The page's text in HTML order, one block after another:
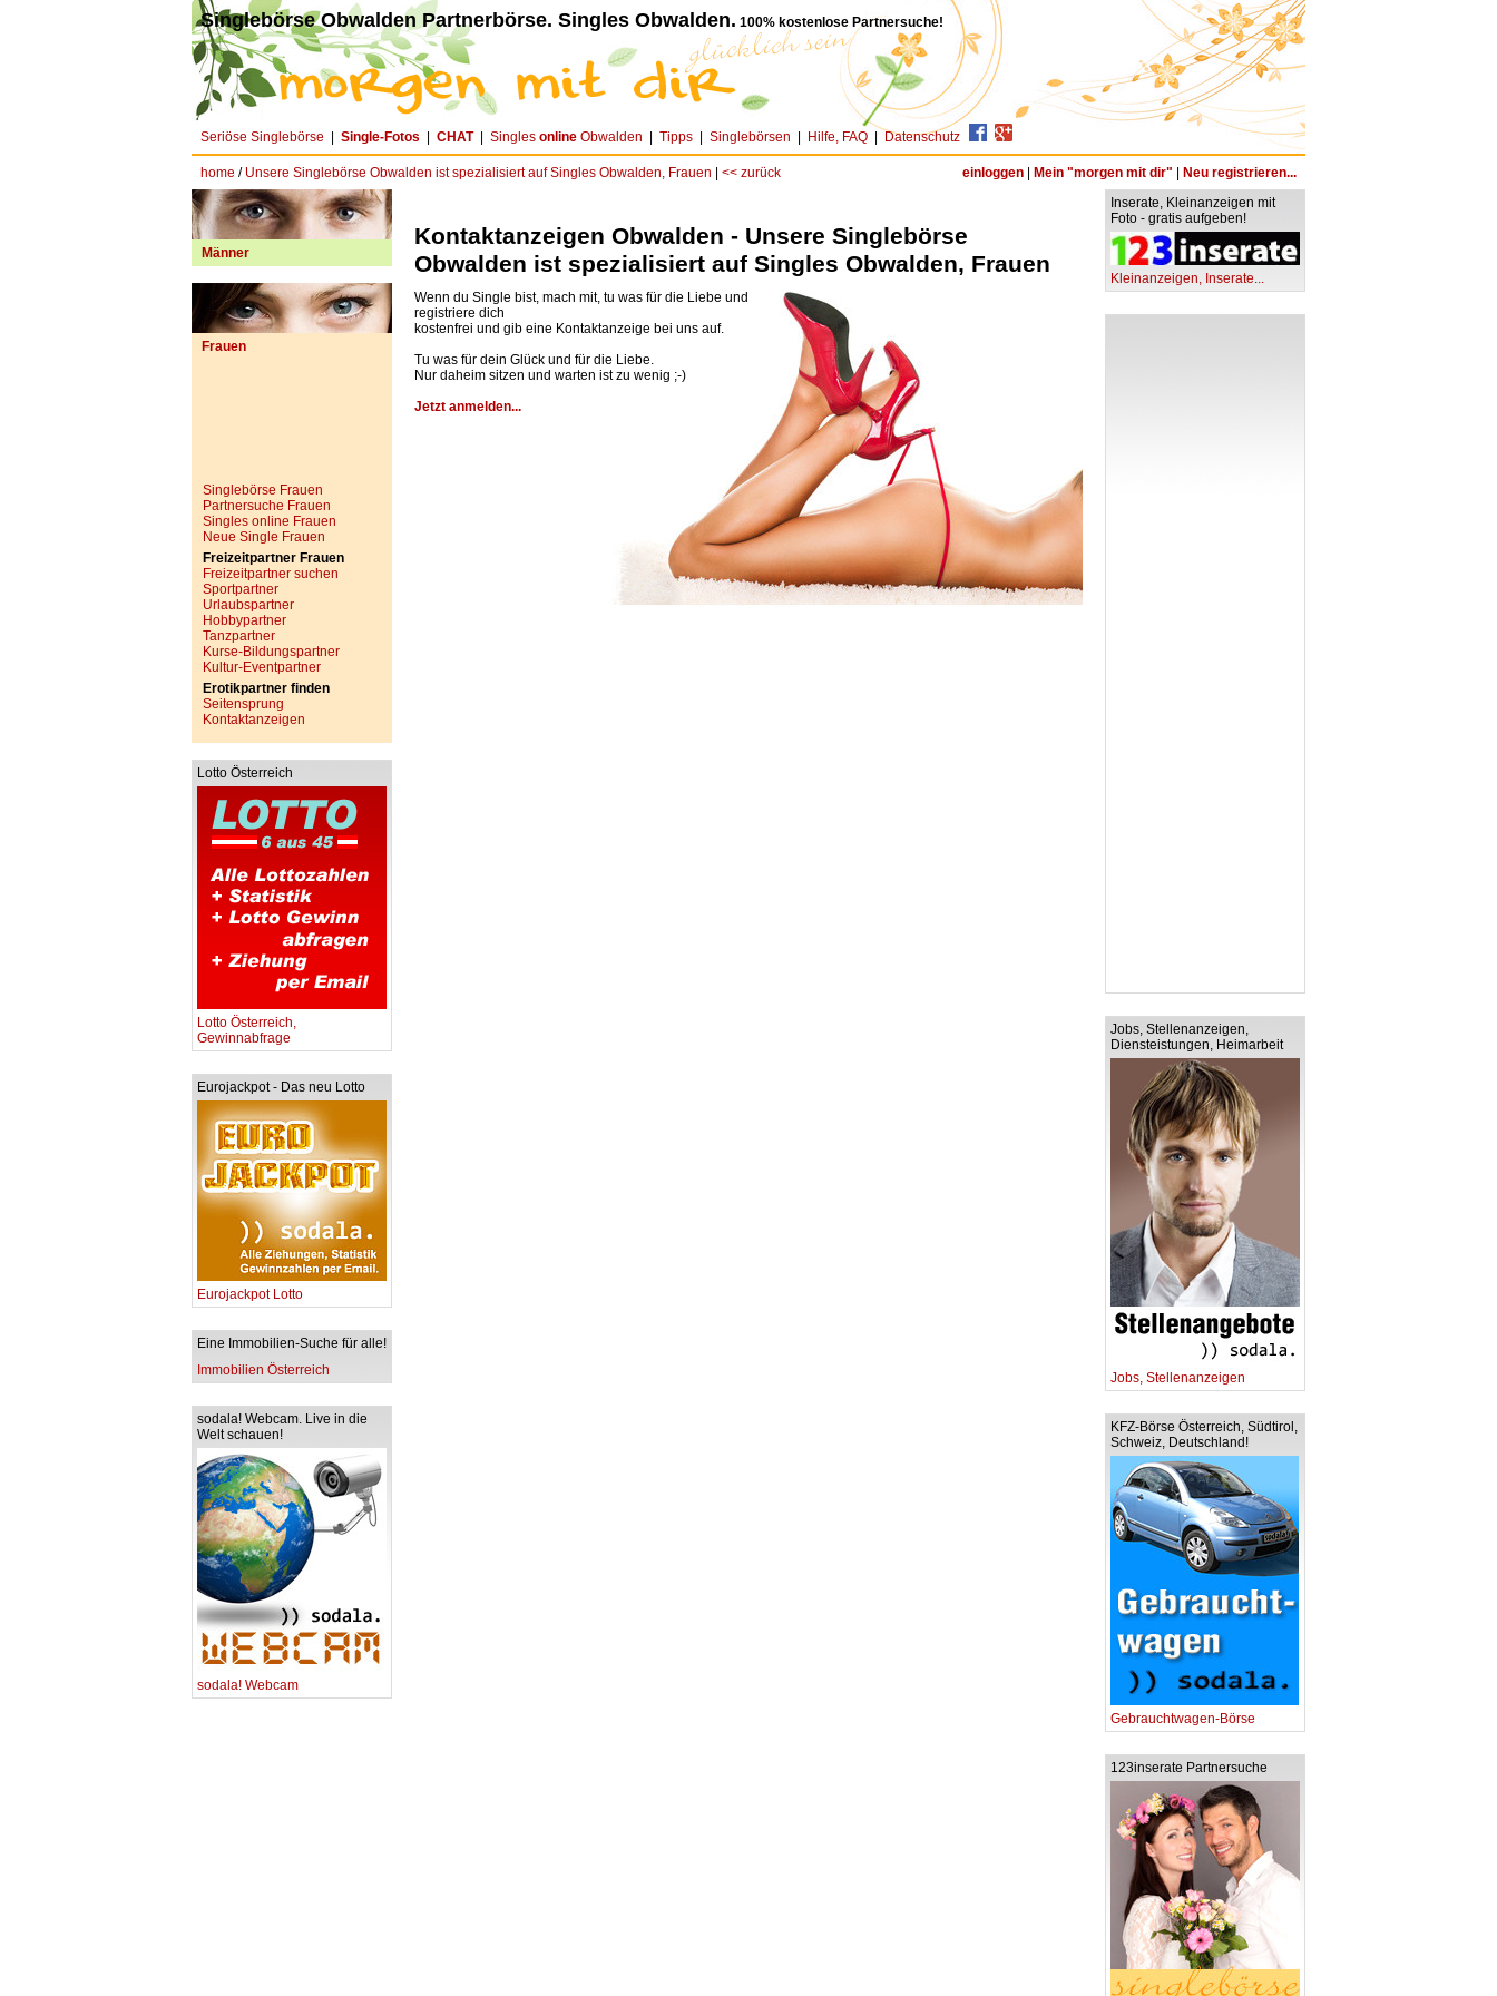
Singlebörse Obwalden Partnerbörse. Singles Obwalden. 100% kostenlose Partnersuche!
Seriöse Singlebörse Single-Fotos CHAT| Singles online Obwalden Tipps Singlebörsen Hilfe, FAQ Datenschutz
home / Unsere Singlebörse Obwalden ist spezialisiert auf Singles Obwalden, Frauen << zurück einloggen Mein "morgen mit dir" Neu registrieren...
Männer
Frauen
Singlebörse Frauen
Partnersuche Frauen
Singles online Frauen
Neue Single Frauen
Freizeitpartner Frauen
Freizeitpartner suchen
Sportpartner
Urlaubspartner
Hobbypartner
Tanzpartner
Kurse-Bildungspartner
Kultur-Eventpartner
Erotikpartner finden
Seitensprung
Kontaktanzeigen
Lotto Österreich
Lotto Österreich,
Gewinnabfrage
Eurojackpot - Das neu Lotto
Eurojackpot Lotto
Eine Immobilien-Suche für alle!
Immobilien Österreich
sodala! Webcam. Live in die
Welt schauen!
sodala! Webcam
Kontaktanzeigen Obwalden - Unsere Singlebörse
Obwalden ist spezialisiert auf Singles Obwalden, Frauen
Wenn du Single bist, mach mit, tu was für die Liebe und
registriere dich
kostenfrei und gib eine Kontaktanzeige bei uns auf.
Tu was für dein Glück und für die Liebe.
Nur daheim sitzen und warten ist zu wenig ;-)
Jetzt anmelden...
Inserate, Kleinanzeigen mit
Foto - gratis aufgeben!
Kleinanzeigen, Inserate...
Jobs, Stellenanzeigen,
Diensteistungen, Heimarbeit
Jobs, Stellenanzeigen
KFZ-Börse Österreich, Südtirol,
Schweiz, Deutschland!
Gebrauchtwagen-Börse
123inserate Partnersuche